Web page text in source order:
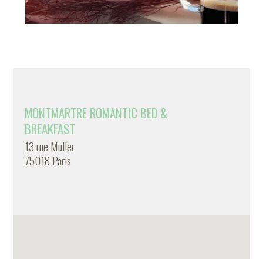
MONTMARTRE ROMANTIC BED &
BREAKFAST
13 rue Muller
75018 Paris